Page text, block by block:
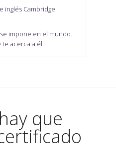
inglés Cambridge
impone en el mundo.
acerca a él
que